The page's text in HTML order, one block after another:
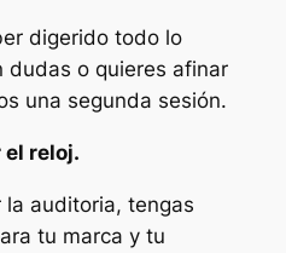
digerido todo lo
o quieres afinar
una segunda sesión.
el reloj.
la auditoria, tengas
tu marca y tu